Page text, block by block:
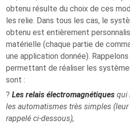
obtenu résulte du choix de ces
les relie. Dans tous les cas, le
obtenu est entièrement
matérielle (chaque partie de
une application donnée).
permettant de réaliser les
sont :
? Les relais électromagnétiques qui
les automatismes très simples
rappelé ci-dessous),